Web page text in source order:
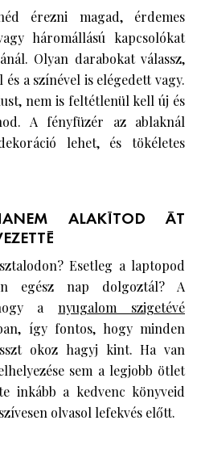
érezni magad, érdemes
háromállású kapcsolókat
Olyan darabokat válassz,
a színével is elégedett vagy.
nem is feltétlenül kell új és
A fényfüzér az ablaknál
lehet, és tökéletes
ALAKÍTOD ÁT
Esetleg a laptopod
egész nap dolgoztál? A
hogy anyugalom szigetévé
így fontos, hogy minden
okoz hagyj kint. Ha van
sem a legjobb ötlet
inkább a kedvenc könyveid
olvasol lefekvés előtt.